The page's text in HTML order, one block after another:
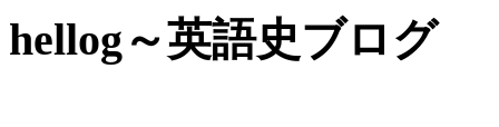
hellog～英語史ブログ